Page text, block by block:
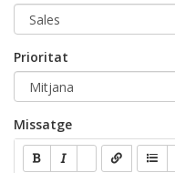
Prioritat
Missatge